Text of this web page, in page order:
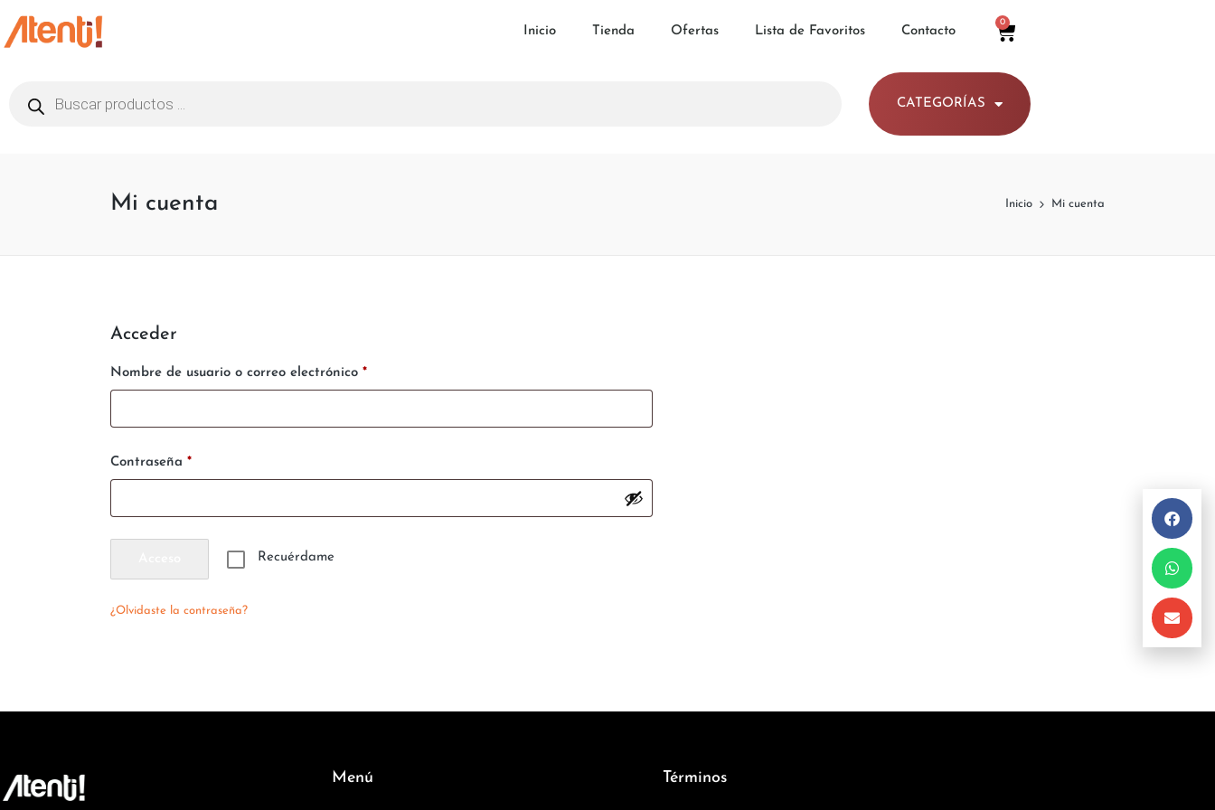
Inicio Tienda Ofertas Lista de Favoritos Contacto
0
CATEGORÍAS
Mi cuenta Inicio Mi cuenta
Acceder
Nombre de usuario o correo electrónico *
Contraseña *
Recuérdame
¿Olvidaste la contraseña?
Menú Términos